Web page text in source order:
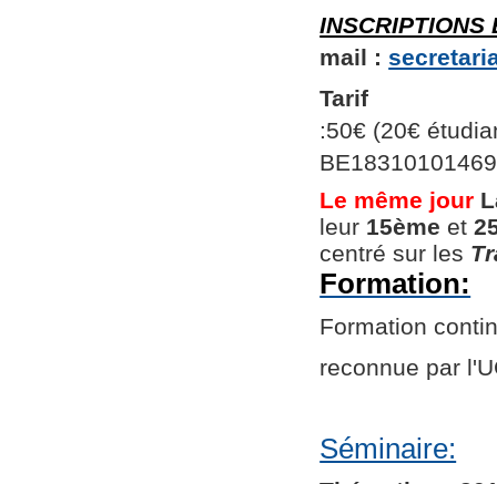
INSCRIPTIONS
mail :
Tarif
:50€ (20€
Le même jour
leur 15ème et
centré sur les
Formation:
Formation
reconnue par
Séminaire: